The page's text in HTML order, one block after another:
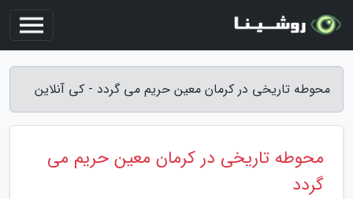
محوطه تاریخی در کرمان معین حریم می گردد - کی آنلاین
محوطه تاریخی در کرمان معین حریم می
گردد